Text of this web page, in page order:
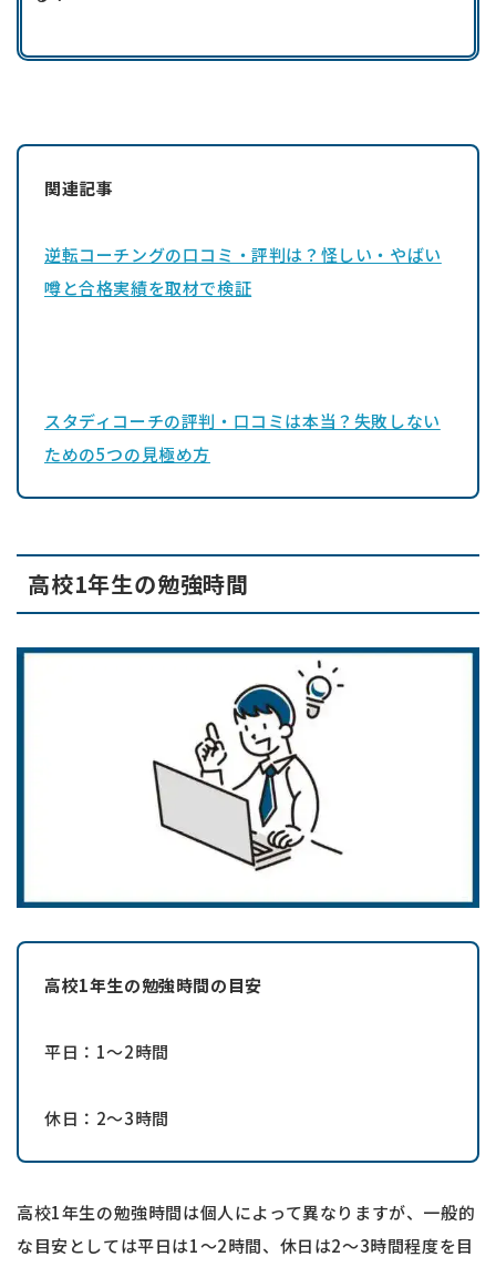
関連記事
逆転コーチングの口コミ・評判は？怪しい・やばい
噂と合格実績を取材で検証
スタディコーチの評判・口コミは本当？失敗しない
ための5つの見極め方
高校1年生の勉強時間
高校1年生の勉強時間の目安
平日：1〜2時間
休日：2〜3時間
高校1年生の勉強時間は個人によって異なりますが、一般的
な目安としては平日は1〜2時間、休日は2〜3時間程度を目